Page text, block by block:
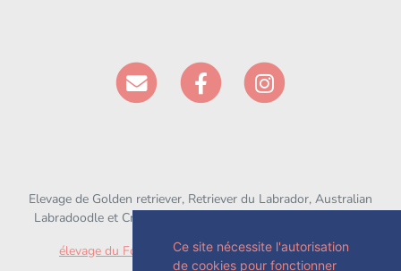
Elevage de Golden retriever, Retriever du Labrador, Australian
Labradoodle et Croisé depuis 1994 situé en Seine-et-Marne
élevage du Fond de la Noye surchien-et-chiot.com
Ce site nécessite l'autorisation
de cookies pour fonctionner